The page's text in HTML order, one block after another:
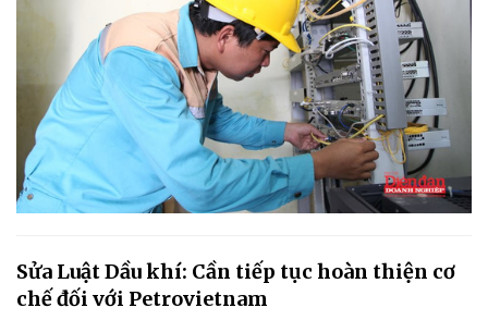
Sửa Luật Dầu khí: Cần tiếp tục hoàn thiện cơ
chế đối với Petrovietnam